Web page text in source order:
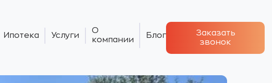
Ипотека Услуги
О
компании
Блог
Заказать
звонок